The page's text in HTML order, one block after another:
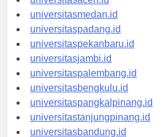
universitasaceh.id
universitasmedan.id
universitaspadang.id
universitaspekanbaru.id
universitasjambi.id
universitaspalembang.id
universitasbengkulu.id
universitaspangkalpinang.id
universitastanjungpinang.id